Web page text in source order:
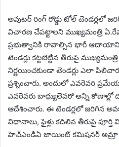
అవుటర్ రింగ్ రోడ్డు టోల్ టెండర్లలో
విచారణ చేపట్టాలని ముఖ్యమంత్రి
ప్రభుత్వానికి రావాల్సిన భారీ ఆదాయానికి
టెండర్లు కట్టబెట్టిన తీరుపై
నిర్ణయించకుండా టెండర్లు ఎలా
ప్రశ్నించారు. అందులో ఎవరెవరి
ఎవరెవరు బాధ్యులెవరో అన్ని కోణాల్లో
ఆదేశించారు. ఈ టెండర్లలో జరిగిన
విధానాలు, ఫైళ్లు కదిలిన తీరుపై
హెచ్ఎండీఏ జాయింట్ కమిషనర్ అమ్రా